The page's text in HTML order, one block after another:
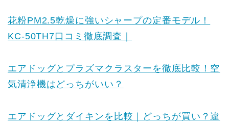
花粉PM2.5乾燥に強いシャープの定番モデル！
KC-50TH7口コミ徹底調査｜
エアドッグとプラズマクラスターを徹底比較！空
気清浄機はどっちがいい？
エアドッグとダイキンを比較｜どっちが買い？違